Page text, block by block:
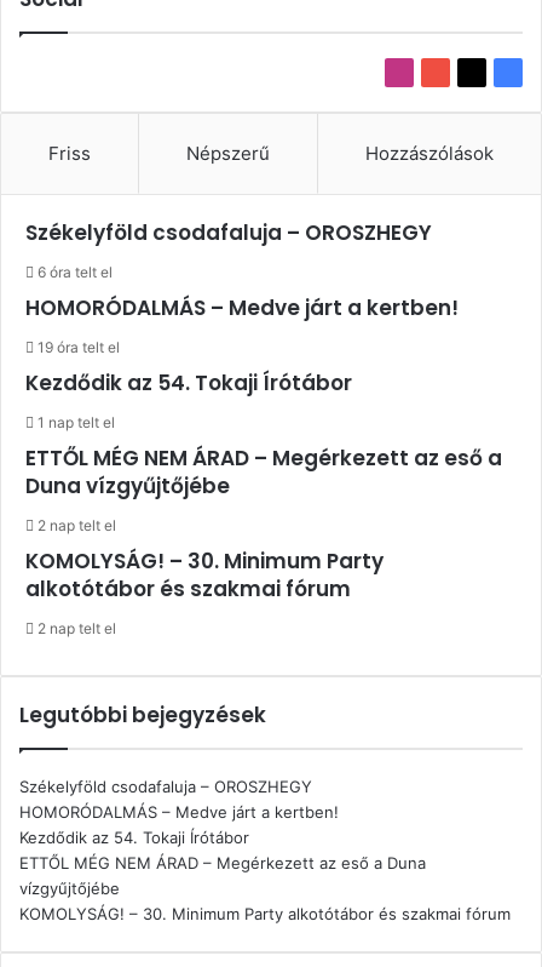
Friss Népszerű Hozzászólások
Székelyföld csodafaluja – OROSZHEGY
6 óra telt el
HOMORÓDALMÁS – Medve járt a kertben!
19 óra telt el
Kezdődik az 54. Tokaji Írótábor
1 nap telt el
ETTŐL MÉG NEM ÁRAD – Megérkezett az eső a
Duna vízgyűjtőjébe
2 nap telt el
KOMOLYSÁG! – 30. Minimum Party
alkotótábor és szakmai fórum
2 nap telt el
Legutóbbi bejegyzések
Székelyföld csodafaluja – OROSZHEGY
HOMORÓDALMÁS – Medve járt a kertben!
Kezdődik az 54. Tokaji Írótábor
ETTŐL MÉG NEM ÁRAD – Megérkezett az eső a Duna
vízgyűjtőjébe
KOMOLYSÁG! – 30. Minimum Party alkotótábor és szakmai fórum